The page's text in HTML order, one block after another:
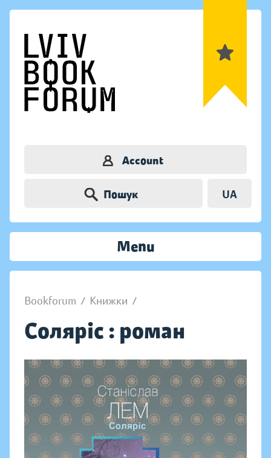
Account
Пошук UA
Menu
Bookforum / Книжки /
Соляріс : роман